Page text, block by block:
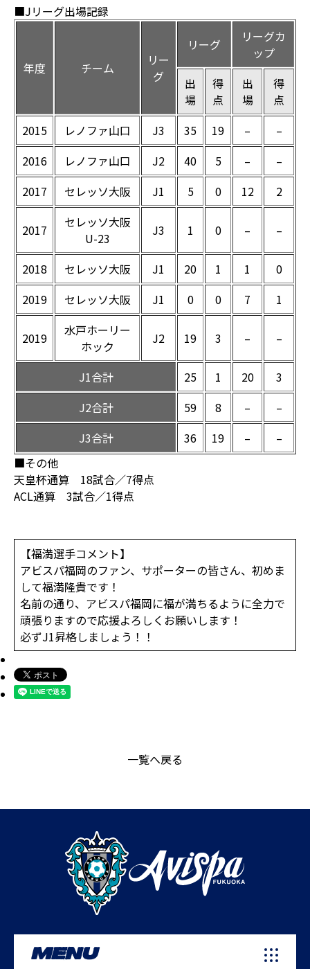
■Jリーグ出場記録
年度 チーム
リー
グ
リーグ
リーグカ
ップ
出
場
得
点
出
場
得
点
2015
レノファ山口 J3 35 19 –
–
2016
レノファ山口 J2 40 5 –
–
2017
セレッソ大阪 J1 5 0 12 2
2017
セレッソ大阪
U-23
J3 1 0 – –
2018 セレッソ大阪 J1 20 1 1
0
2019
セレッソ大阪 J1 0 0 7 1
2019
水戸ホーリー
ホック
J2 19 3 – –
J1合計 25 1 20
3
J2合計
59 8 –
–
J3合計
36 19 –
–
■その他
天皇杯通算 18試合／7得点
ACL通算 3試合／1得点
【福満選手コメント】
アビスパ福岡のファン、サポーターの皆さん、初めま
して福満隆貴です！
名前の通り、アビスパ福岡に福が満ちるように全力で
頑張りますので応援よろしくお願いします！
必ずJ1昇格しましょう！！
一覧へ戻る
MENU